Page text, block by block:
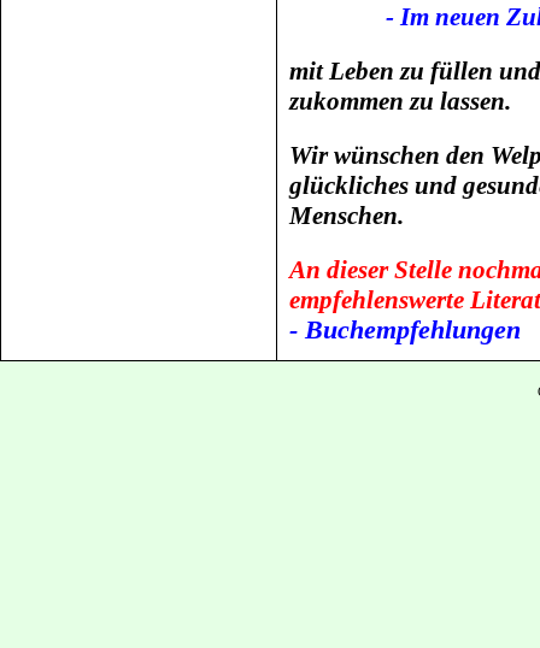
- Im neuen
mit Leben zu füllen
zukommen zu lassen.
Wir wünschen den
glückliches und
Menschen.
An dieser Stelle
empfehlenswerte
- Buchempfehlungen